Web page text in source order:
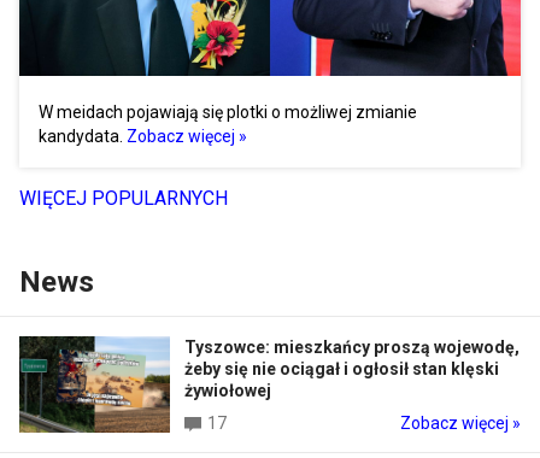
W meidach pojawiają się plotki o możliwej zmianie
kandydata. Zobacz więcej »
WIĘCEJ POPULARNYCH
News
Tyszowce: mieszkańcy proszą wojewodę,
żeby się nie ociągał i ogłosił stan klęski
żywiołowej
17
Zobacz więcej »